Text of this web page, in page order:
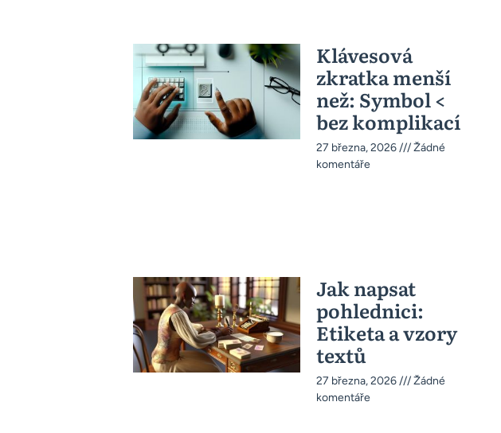
Klávesová
zkratka menší
než: Symbol <
bez komplikací
27 března, 2026
Žádné
komentáře
Jak napsat
pohlednici:
Etiketa a vzory
textů
27 března, 2026
Žádné
komentáře